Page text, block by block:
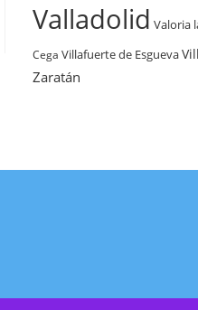
Valladolid Valoria
Cega Villafuerte de Esgueva
Zaratán